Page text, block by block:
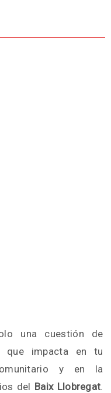
una cuestión de
que impacta en tu
y en la
del Baix Llobregat.